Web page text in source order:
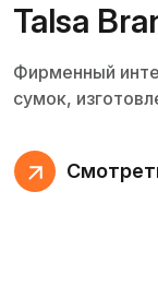
Talsa
Фирменный
сумок,